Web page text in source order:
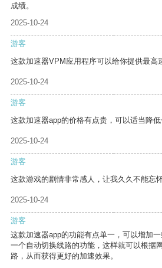
成绩。
2025-10-24
游客
这款加速器VPM应用程序可以给你提供最高
2025-10-24
游客
这款加速器app的价格有点贵，可以适当降低
2025-10-24
游客
这款游戏的剧情非常感人，让我久久不能忘怀
2025-10-24
游客
这款加速器app的功能有点单一，可以增加
一个自动切换线路的功能，这样就可以根据
路，从而获得更好的加速效果。